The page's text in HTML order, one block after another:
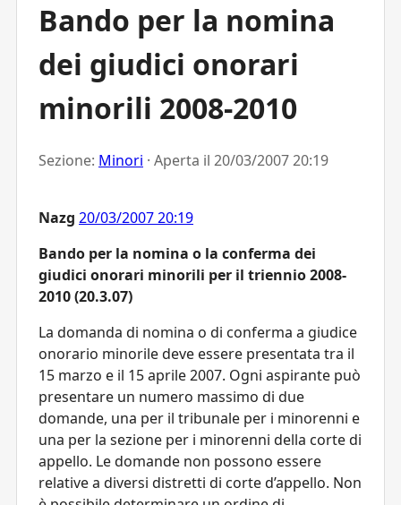
Bando per la nomina
dei giudici onorari
minorili 2008-2010
Sezione: Minori · Aperta il 20/03/2007 20:19
Nazg 20/03/2007 20:19
Bando per la nomina o la conferma dei
giudici onorari minorili per il triennio 2008-
2010 (20.3.07)
La domanda di nomina o di conferma a giudice
onorario minorile deve essere presentata tra il
15 marzo e il 15 aprile 2007. Ogni aspirante può
presentare un numero massimo di due
domande, una per il tribunale per i minorenni e
una per la sezione per i minorenni della corte di
appello. Le domande non possono essere
relative a diversi distretti di corte d’appello. Non